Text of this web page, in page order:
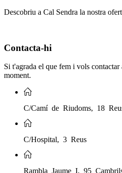
Descobriu a Cal Sendra la nostra
Contacta-hi
Si t'agrada el que fem i vols
moment.
C/Camí de Riudoms, 18
C/Hospital, 3 Reus
Rambla Jaume I, 95